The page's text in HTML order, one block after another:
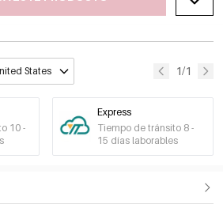
States 1/1
10 -
Express
Tiempo de tránsito 8 -
15 días laborables